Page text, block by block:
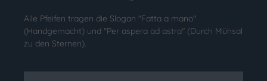
Alle Pfeifen tragen die Slogan "Fatta a mano"
(Handgemacht) und "Per aspera ad astra" (Durch Mühsal
zu den Sternen).